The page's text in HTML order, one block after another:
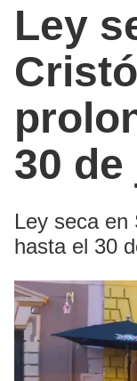
Ley
30
Ley seca en
hasta el 30